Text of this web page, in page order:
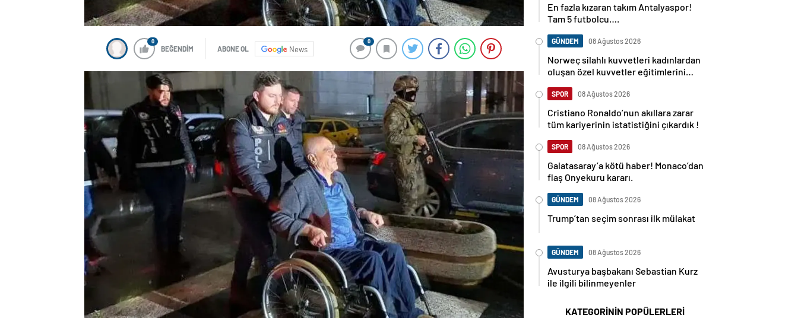
0
BEĞENDİM ABONE OL News
0
En fazla kızaran takım Antalyaspor!
Tam 5 futbolcu….
GÜNDEM 08 Ağustos 2026
Norweç silahlı kuvvetleri kadınlardan
oluşan özel kuvvetler eğitimlerini
SPOR 08 Ağustos 2026
Cristiano Ronaldo’nun akıllara zarar
tüm kariyerinin istatistiğini çıkardık !
SPOR 08 Ağustos 2026
Galatasaray’a kötü haber! Monaco’dan
flaş Onyekuru kararı.
GÜNDEM 08 Ağustos 2026
Trump’tan seçim sonrası ilk mülakat
GÜNDEM 08 Ağustos 2026
Avusturya başbakanı Sebastian Kurz
ile ilgili bilinmeyenler
KATEGORİNİN POPÜLERLERİ